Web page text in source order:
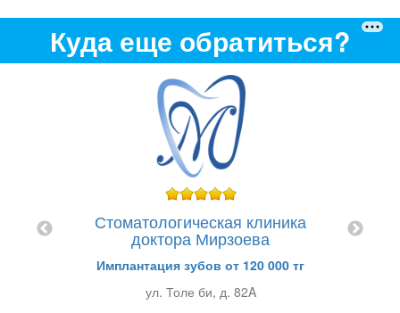
Куда еще обратиться?
Стоматологическая клиника
доктора Мирзоева
Имплантация зубов от 120 000 тг
ул. Толе би, д. 82A